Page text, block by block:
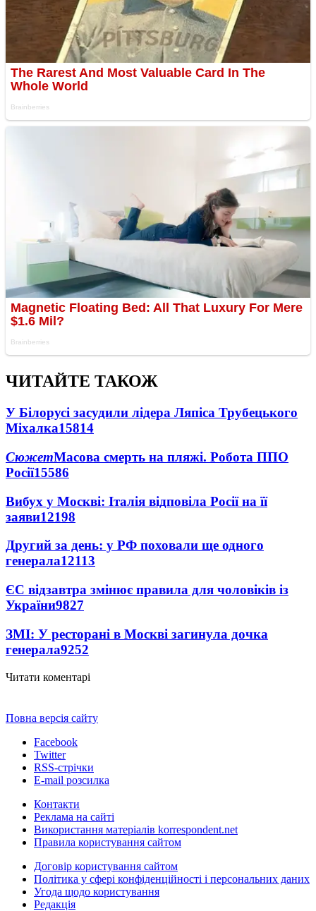
ЧИТАЙТЕ ТАКОЖ
У Білорусі засудили лідера Ляпіса Трубецького
Міхалка15814
СюжетМасова смерть на пляжі. Робота ППО
Росії15586
Вибух у Москві: Італія відповіла Росії на її
заяви12198
Другий за день: у РФ поховали ще одного
генерала12113
ЄС відзавтра змінює правила для чоловіків із
України9827
ЗМІ: У ресторані в Москві загинула дочка
генерала9252
Читати коментарі
Повна версія сайту
Facebook
Twitter
RSS-стрічки
E-mail розсилка
Контакти
Реклама на сайті
Використання матеріалів korrespondent.net
Правила користування сайтом
Договір користування сайтом
Політика у сфері конфіденційності і персональних даних
Угода щодо користування
Редакція